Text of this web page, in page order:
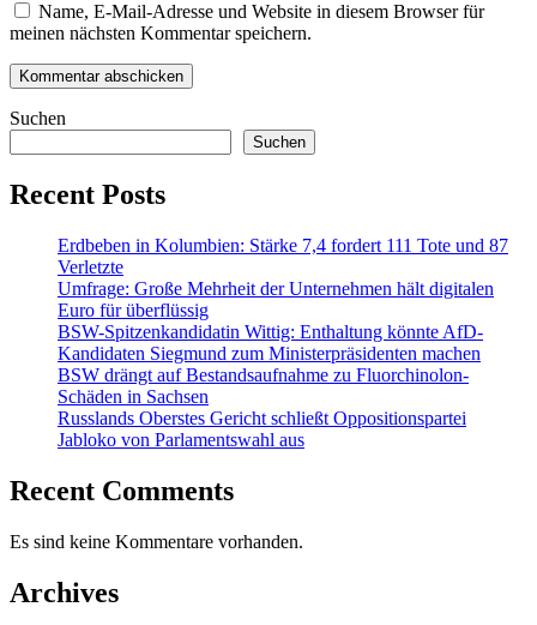
Name, E-Mail-Adresse und Website in diesem Browser für
meinen nächsten Kommentar speichern.
Suchen
Suchen
Recent Posts
Erdbeben in Kolumbien: Stärke 7,4 fordert 111 Tote und 87
Verletzte
Umfrage: Große Mehrheit der Unternehmen hält digitalen
Euro für überflüssig
BSW-Spitzenkandidatin Wittig: Enthaltung könnte AfD-
Kandidaten Siegmund zum Ministerpräsidenten machen
BSW drängt auf Bestandsaufnahme zu Fluorchinolon-
Schäden in Sachsen
Russlands Oberstes Gericht schließt Oppositionspartei
Jabloko von Parlamentswahl aus
Recent Comments
Es sind keine Kommentare vorhanden.
Archives